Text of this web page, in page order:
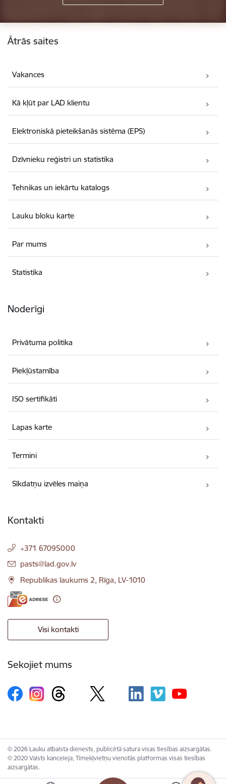
Kājene
Ātrās saites
Vakances
Kā kļūt par LAD klientu
Elektroniskā pieteikšanās sistēma (EPS)
Dzīvnieku reģistri un statistika
Tehnikas un iekārtu katalogs
Lauku bloku karte
Par mums
Statistika
Noderīgi
Privātuma politika
Piekļūstamība
ISO sertifikāti
Lapas karte
Termini
Sīkdatņu izvēles maiņa
Kontakti
+371 67095000
E-pasts:
pasts@lad.gov.lv
Republikas laukums 2, Rīga, LV-1010
Visi kontakti
Sekojiet mums
© 2026 Lauku atbalsta dienests, publicētā satura visas tiesības aizsargātas.
© 2020 Valsts kanceleja, Tīmekļvietņu vienotās platformas visas tiesības
aizsargātas.